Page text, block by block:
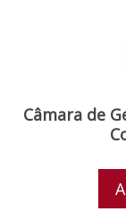
Câmara de